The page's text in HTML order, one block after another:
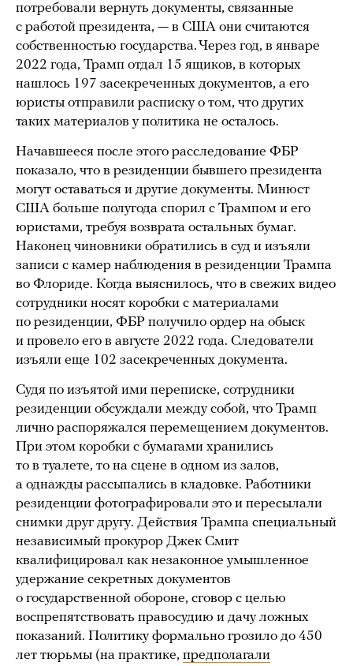
потребовали вернуть документы, связанные
с работой президента, — в США они считаются
собственностью государства. Через год, в январе
2022 года, Трамп отдал 15 ящиков, в которых
нашлось 197 засекреченных документов, а его
юристы отправили расписку о том, что других
таких материалов у политика не осталось.
Начавшееся после этого расследование ФБР
показало, что в резиденции бывшего президента
могут оставаться и другие документы. Минюст
США больше полугода спорил с Трампом и его
юристами, требуя возврата остальных бумаг.
Наконец чиновники обратились в суд и изъяли
записи с камер наблюдения в резиденции Трампа
во Флориде. Когда выяснилось, что в свежих видео
сотрудники носят коробки с материалами
по резиденции, ФБР получило ордер на обыск
и провело его в августе 2022 года. Следователи
изъяли еще 102 засекреченных документа.
Судя по изъятой ими переписке, сотрудники
резиденции обсуждали между собой, что Трамп
лично распоряжался перемещением документов.
При этом коробки с бумагами хранились
то в туалете, то на сцене в одном из залов,
а однажды рассыпались в кладовке. Работники
резиденции фотографировали это и пересылали
снимки друг другу. Действия Трампа специальный
независимый прокурор Джек Смит
квалифицировал как незаконное умышленное
удержание секретных документов
о государственной обороне, сговор с целью
воспрепятствовать правосудию и дачу ложных
показаний. Политику формально грозило до 450
лет тюрьмы (на практике, предполагали